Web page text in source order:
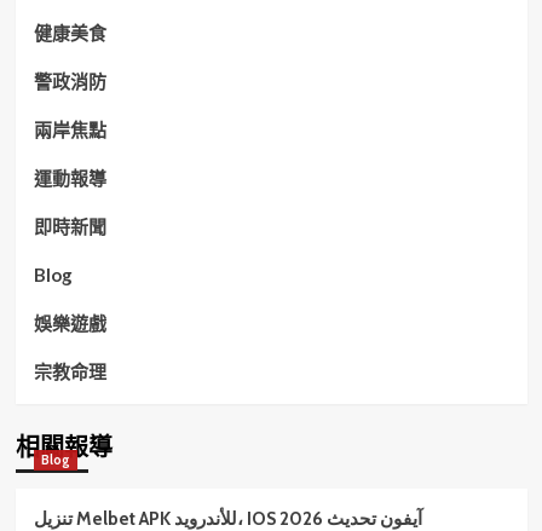
健康美食
警政消防
兩岸焦點
運動報導
即時新聞
Blog
娛樂遊戲
宗教命理
相關報導
Blog
تنزيل Melbet APK للأندرويد، IOS آيفون تحديث 2026